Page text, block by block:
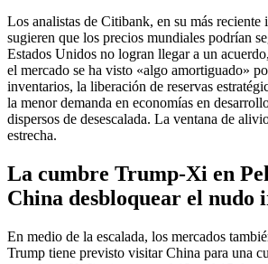
Los analistas de Citibank, en su más reciente
sugieren que los precios mundiales podrían
Estados Unidos no logran llegar a un
el mercado se ha visto «algo amortiguado»
inventarios, la liberación de reservas
la menor demanda en economías en
dispersos de desescalada. La ventana de
estrecha.
La cumbre Trump-Xi en
China desbloquear el nudo
En medio de la escalada, los mercados
Trump tiene previsto visitar China para una